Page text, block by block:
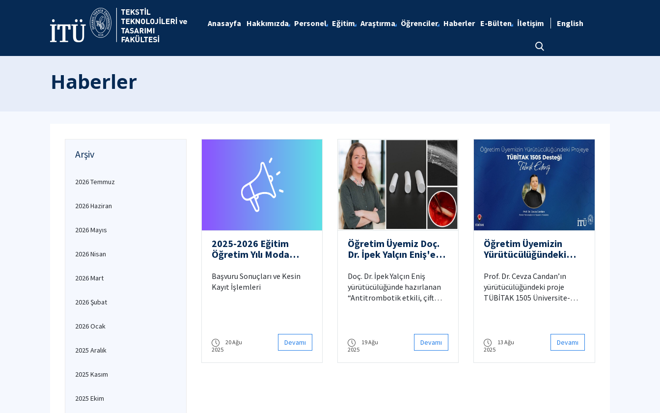
Anasayfa Hakkımızda Personel Eğitim Araştırma Öğrenciler Haberler E-Bülten İletişim English
Haberler
Arşiv
2026 Temmuz
2026 Haziran
2026 Mayıs
2026 Nisan
2026 Mart
2026 Şubat
2026 Ocak
2025 Aralık
2025 Kasım
2025 Ekim
2025-2026 Eğitim
Öğretim Yılı Moda
Geliştirme ve
Pazarlama Uluslararası
Kesin Kayıt İşlemi
Başvuru Sonuçları ve Kesin
Kayıt İşlemleri
20 Ağu
2025
Devamı
Öğretim Üyemiz Doç.
Dr. İpek Yalçın Eniş'e
Desteği
Doç. Dr. İpek Yalçın Eniş
yürütücülüğünde hazırlanan
“Antitrombotik etkili, çift
TÜSEB 2025-B-01 çağrısı
kapsamında desteklenmeye
hak kazandı!
19 Ağu
2025
Devamı
Öğretim Üyemizin
Yürütücülüğündeki
Desteği
Prof. Dr. Cevza Candan’ın
yürütücülüğündeki proje
TÜBİTAK 1505 Üniversite-
13 Ağu
2025
Devamı